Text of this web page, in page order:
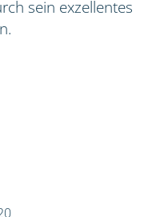
sein exzellentes